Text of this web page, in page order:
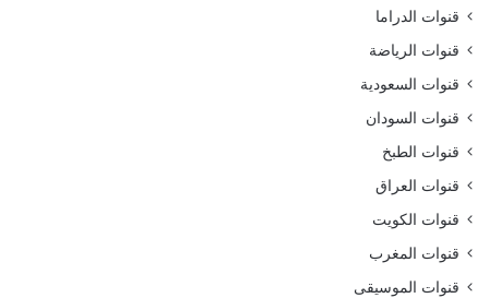
قنوات الدراما
قنوات الرياضة
قنوات السعودية
قنوات السودان
قنوات الطبخ
قنوات العراق
قنوات الكويت
قنوات المغرب
قنوات الموسيقى